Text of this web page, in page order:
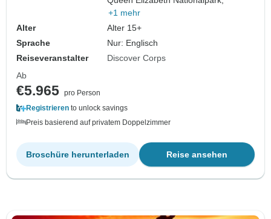
+1 mehr
Alter
Alter 15+
Sprache
Nur: Englisch
Reiseveranstalter
Discover Corps
Ab
€5.965 pro Person
Registrieren to unlock savings
Preis basierend auf privatem Doppelzimmer
Reise ansehen
Broschüre herunterladen